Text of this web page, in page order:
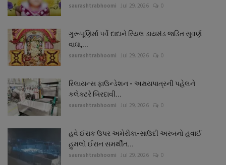
saurashtrabhoomi Jul 29, 2026 0
ગુરૂપૂણિર્માં પર્વે દાદાને રિયલ ડાયમંડ જડિત સુવર્ણ
વાઘા,...
saurashtrabhoomi Jul 29, 2026 0
રિલાયન્સ ફાઉન્ડેશન - અક્ષયપાત્રની પહેલને
કલેક્ટરે બિરદાવી...
saurashtrabhoomi Jul 29, 2026 0
હવે ઈરાક ઉપર અમેરીકા-સાઉદી અરબનો હવાઈ
હુમલો ઈરાન સમર્થીત...
saurashtrabhoomi Jul 29, 2026 0